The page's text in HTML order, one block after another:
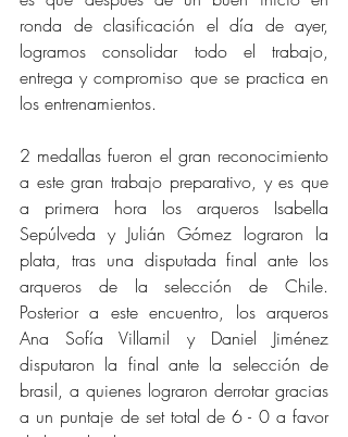
ronda de clasificación el día de ayer,
logramos consolidar todo el trabajo,
entrega y compromiso que se practica en
los entrenamientos.
2 medallas fueron el gran reconocimiento
a este gran trabajo preparativo, y es que
a primera hora los arqueros Isabella
Sepúlveda y Julián Gómez lograron la
plata, tras una disputada final ante los
arqueros de la selección de Chile.
Posterior a este encuentro, los arqueros
Ana Sofía Villamil y Daniel Jiménez
disputaron la final ante la selección de
brasil, a quienes lograron derrotar gracias
a un puntaje de set total de 6 - 0 a favor